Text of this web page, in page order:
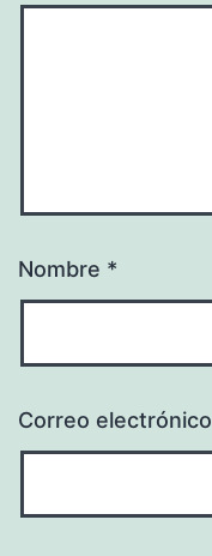
Nombre *
Correo electrónico